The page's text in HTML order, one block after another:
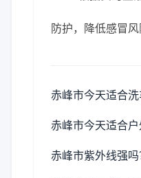
防护，降低感冒风
赤峰市今天适合洗
赤峰市今天适合户
赤峰市紫外线强吗